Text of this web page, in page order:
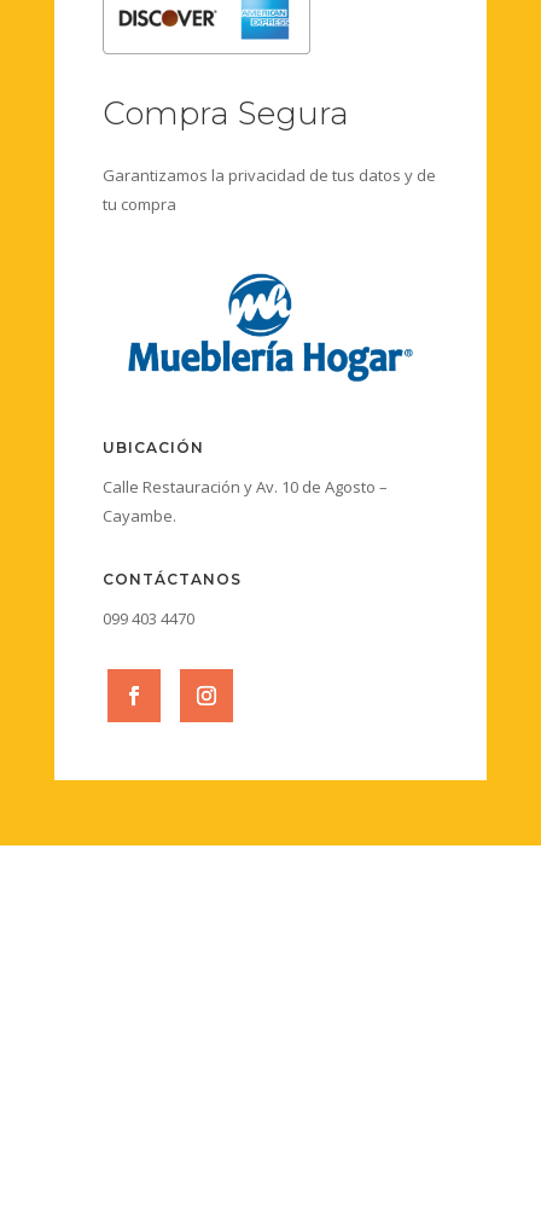
Compra Segura
Garantizamos la privacidad de tus datos y de
tu compra
UBICACIÓN
Calle Restauración y Av. 10 de Agosto –
Cayambe.
CONTÁCTANOS
099 403 4470